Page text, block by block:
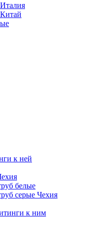
к ней
белые
серые Чехия
к ним